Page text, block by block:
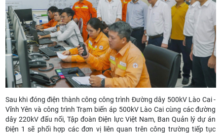
Sau khi đóng điện thành công công trình Đường dây 500kV Lào Cai -
Vĩnh Yên và công trình Trạm biến áp 500kV Lào Cai cùng các đường
dây 220kV đấu nối, Tập đoàn Điện lực Việt Nam, Ban Quản lý dự án
Điện 1 sẽ phối hợp các đơn vị liên quan trên công trường tiếp tục